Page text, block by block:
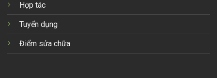
Hợp tác
Tuyển dụng
Điểm sửa chữa